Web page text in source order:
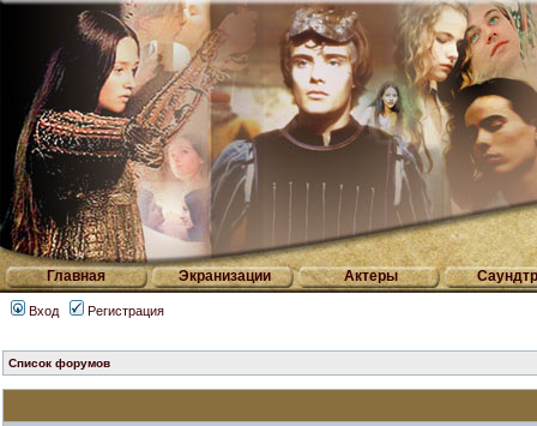
Главная Экранизации Актеры
Вход Регистрация
Список форумов